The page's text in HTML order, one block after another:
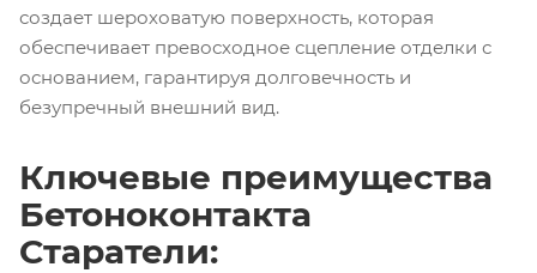
создает шероховатую поверхность, которая
обеспечивает превосходное сцепление отделки с
основанием, гарантируя долговечность и
безупречный внешний вид.
Ключевые преимущества
Бетоноконтакта
Старатели: